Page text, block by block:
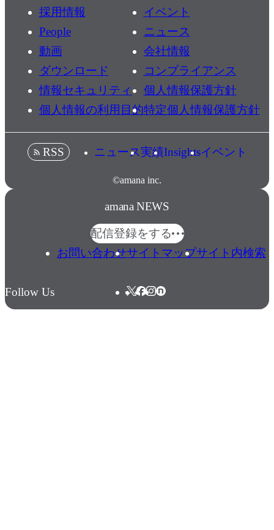
採用情報
イベント
People
ニュース
動画
会社情報
ダウンロード
コンプライアンス
情報セキュリティ
個人情報保護方針
個人情報の利用目的特定個人情報保護方針
©amana inc.
RSS ニュース実績Insightsイベント
amana NEWS
配信登録をする
お問い合わせサイトマップサイト内検索
Follow Us